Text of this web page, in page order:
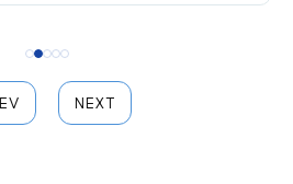
NEXT